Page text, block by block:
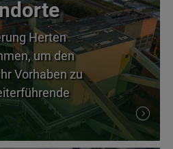
Herten
um den
Vorhaben zu